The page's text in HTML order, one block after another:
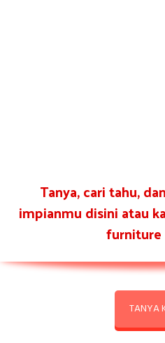
Tanya, cari tahu,
impianmu disini atau
furniture
TANYA